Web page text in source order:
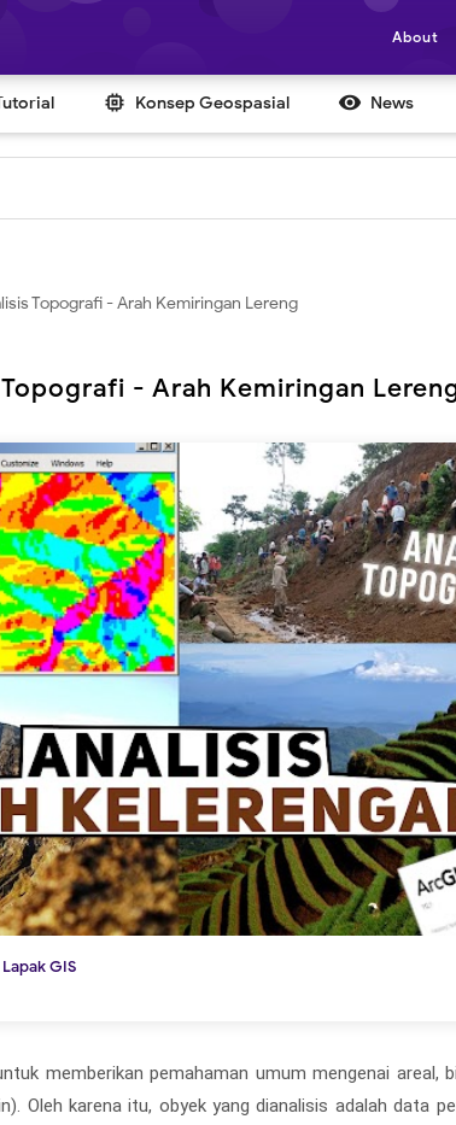
About
 Konsep Geospasial  News
Topografi - Arah Kemiringan Lereng
- Arah Kemiringan
Lapak GIS
memberikan pemahaman umum mengenai areal,
Oleh karena itu, obyek yang dianalisis adalah data